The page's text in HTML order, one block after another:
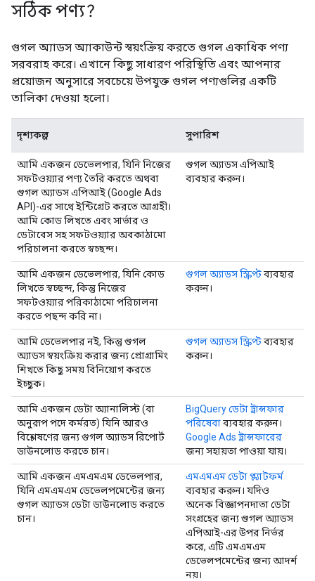
সঠিক পণ্য?
গুগল অ্যাডস অ্যাকাউন্ট স্বয়ংক্রিয় করতে গুগল একাধিক পণ্য
সরবরাহ করে। এখানে কিছু সাধারণ পরিস্থিতি এবং আপনার
প্রয়োজন অনুসারে সবচেয়ে উপযুক্ত গুগল পণ্যগুলির একটি
তালিকা দেওয়া হলো।
দৃশ্যকল্প সুপারিশ
আমি একজন ডেভেলপার, যিনি নিজের
সফটওয়্যার পণ্য তৈরি করতে অথবা
গুগল অ্যাডস এপিআই (Google Ads
API)-এর সাথে ইন্টিগ্রেট করতে আগ্রহী।
আমি কোড লিখতে এবং সার্ভার ও
ডেটাবেস সহ সফটওয়্যার অবকাঠামো
পরিচালনা করতে স্বচ্ছন্দ।
গুগল অ্যাডস এপিআই
ব্যবহার করুন।
আমি একজন ডেভেলপার, যিনি কোড
লিখতে স্বচ্ছন্দ, কিন্তু নিজের
সফটওয়্যার পরিকাঠামো পরিচালনা
করতে পছন্দ করি না।
গুগল অ্যাডস স্ক্রিপ্টব্যবহার
করুন।
আমি ডেভেলপার নই, কিন্তু গুগল
অ্যাডস স্বয়ংক্রিয় করার জন্য প্রোগ্রামিং
শিখতে কিছু সময় বিনিয়োগ করতে
ইচ্ছুক।
গুগল অ্যাডস স্ক্রিপ্টব্যবহার
করুন।
আমি একজন ডেটা অ্যানালিস্ট (বা
অনুরূপ পদে কর্মরত) যিনি আরও
বিশ্লেষণের জন্য গুগল অ্যাডস রিপোর্ট
ডাউনলোড করতে চান।
BigQuery ডেটা ট্রান্সফার
পরিষেবাব্যবহার করুন।
Google Ads ট্রান্সফারের
জন্য সহায়তা পাওয়া যায়।
আমি একজন এমএমএম ডেভেলপার,
যিনি এমএমএম ডেভেলপমেন্টের জন্য
গুগল অ্যাডস ডেটা ডাউনলোড করতে
চান।
এমএমএম ডেটা প্ল্যাটফর্ম
ব্যবহার করুন। যদিও
অনেক বিজ্ঞাপনদাতা ডেটা
সংগ্রহের জন্য গুগল অ্যাডস
এপিআই-এর উপর নির্ভর
করে, এটি এমএমএম
ডেভেলপমেন্টের জন্য আদর্শ
নয়।